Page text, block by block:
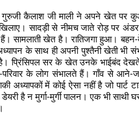
कैलाश जी माली ने अपने खेत पर कुआ
सादड़ी से नीमच जाते रोड़ पर
सामलाती खेत है। रातिजगा हुआ।
के साथ ही अपनी पुश्तैनी खेती भी
प्रिंसिपल सर के खेत उनके भाईबंद
के लोग संभालते हैं। गाँव से आने-
अध्यापकों में कोई ऐसा नहीं है जो पार्ट
है न मुर्गा-मुर्गी पालन। एक भी साथी